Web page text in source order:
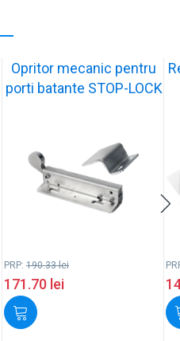
Opritor mecanic pentru
porti batante STOP-LOCK
PRP: 190.33lei
171.70 lei